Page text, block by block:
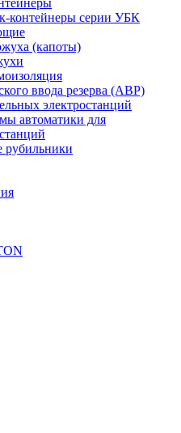
контейнеры серии УБК
(капоты)
ввода резерва (АВР)
электростанций
автоматики для
рубильники